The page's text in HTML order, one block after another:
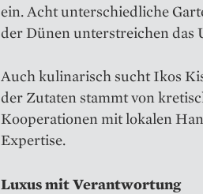
ein. Acht unterschiedliche
der Dünen unterstreichen das
Auch kulinarisch sucht Ikos
der Zutaten stammt von
Kooperationen mit lokalen
Expertise.
Luxus mit Verantwortung